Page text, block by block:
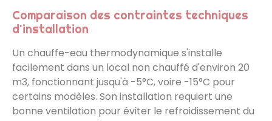
Comparaison des contraintes techniques
d'installation
Un chauffe-eau thermodynamique s'installe
facilement dans un local non chauffé d'environ 20
m3, fonctionnant jusqu'à -5°C, voire -15°C pour
certains modèles. Son installation requiert une
bonne ventilation pour éviter le refroidissement du